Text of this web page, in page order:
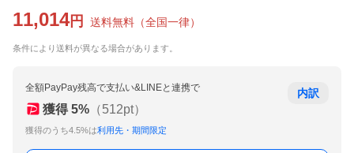
11,014円 送料無料 （全国一律）
条件により送料が異なる場合があります。
全額PayPay残高で支払い&LINEと連携で
獲得 5% （512pt）
獲得のうち4.5%は利用先・期間限定
内訳